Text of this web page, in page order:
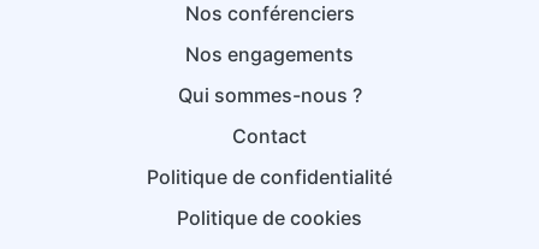
Nos conférenciers
Nos engagements
Qui sommes-nous ?
Contact
Politique de confidentialité
Politique de cookies